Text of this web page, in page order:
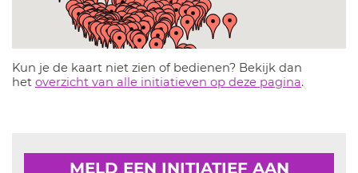
Kun je de kaart niet zien of bedienen? Bekijk dan
het overzicht van alle initiatieven op deze pagina.
MELD EEN INITIATIEF AAN